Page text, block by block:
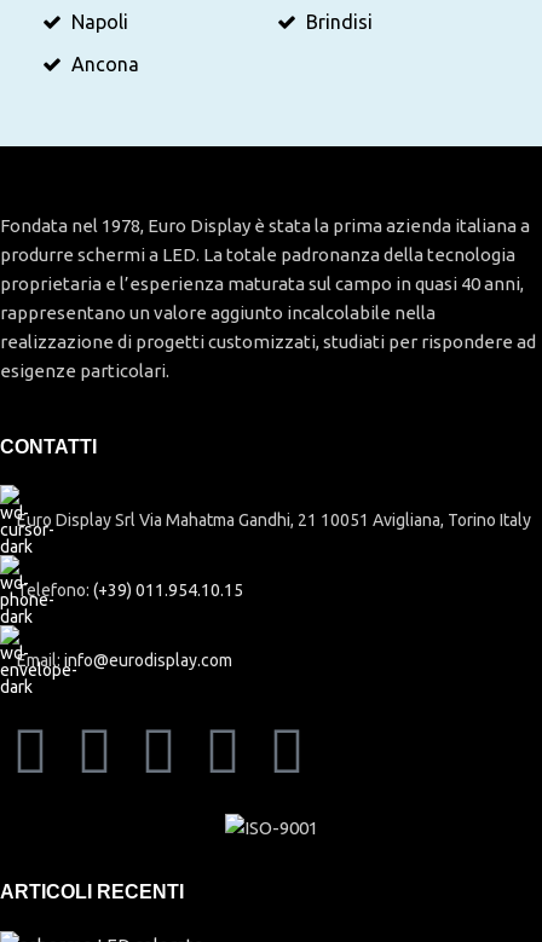
Napoli
Brindisi
Ancona
Fondata nel 1978, Euro Display è stata la prima azienda italiana a
produrre schermi a LED. La totale padronanza della tecnologia
proprietaria e l’esperienza maturata sul campo in quasi 40 anni,
rappresentano un valore aggiunto incalcolabile nella
realizzazione di progetti customizzati, studiati per rispondere ad
esigenze particolari.
CONTATTI
Euro Display Srl Via Mahatma Gandhi, 21 10051 Avigliana, Torino Italy
Telefono: (+39) 011.954.10.15
Email: info@eurodisplay.com
ARTICOLI RECENTI